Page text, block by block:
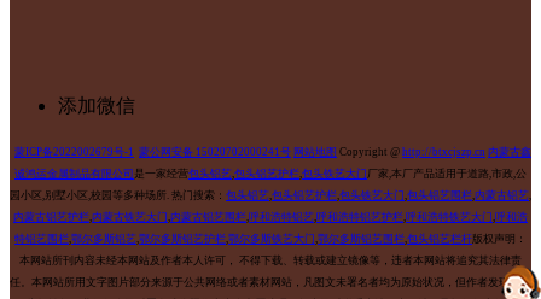
添加微信
蒙ICP备2022002679号-1 蒙公网安备 15020702000241号 网站地图 Copyright @ http://btxcjszp.cn 内蒙古鑫
诚鸿运金属制品有限公司 是一家经营包头铝艺 包头铝艺护栏 包头铁艺大门 厂家,本厂产品适用于道路,市政,公
园小区,别墅小区,校园等多种场所. 热门搜索： 包头铝艺 包头铝艺护栏 包头铁艺大门 包头铝艺围栏 内蒙古铝艺
内蒙古铝艺护栏 内蒙古铁艺大门 内蒙古铝艺围栏 呼和浩特铝艺 呼和浩特铝艺护栏 呼和浩特铁艺大门 呼和浩
特铝艺围栏 鄂尔多斯铝艺 鄂尔多斯铝艺护栏 鄂尔多斯铁艺大门 鄂尔多斯铝艺围栏 包头铝艺栏杆版权声明：
本网站所刊内容未经本网站及作者本人许可， 不得下载、转载或建立镜像等，违者本网站将追究其法律责
任。本网站所用文字图片部分来源于公共网络或者素材网站，凡图文未署名者均为原始状况，但作者发现后可